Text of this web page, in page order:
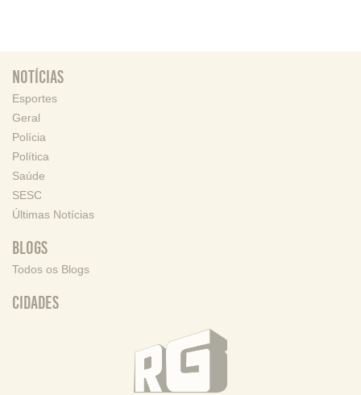
Notícias
Esportes
Geral
Polícia
Política
Saúde
SESC
Últimas Notícias
Blogs
Todos os Blogs
Cidades